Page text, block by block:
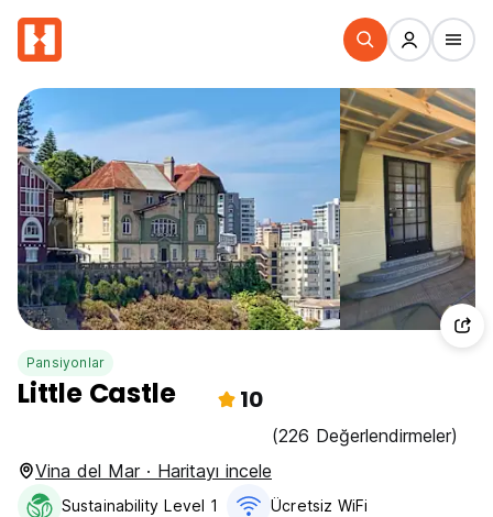
Pansiyonlar
Little Castle 10
(226 Değerlendirmeler)
Vina del Mar · Haritayı incele
Sustainability Level 1 Ücretsiz WiFi